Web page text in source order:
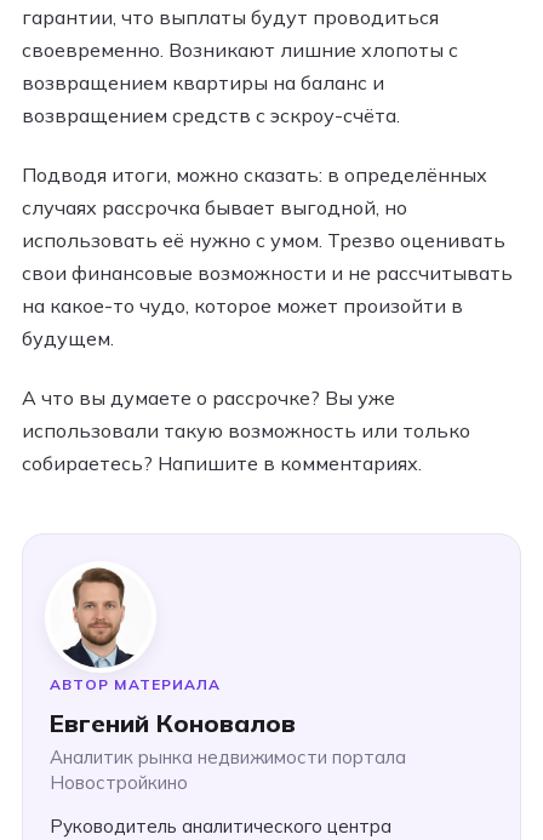
гарантии, что выплаты будут проводиться
своевременно. Возникают лишние хлопоты с
возвращением квартиры на баланс и
возвращением средств с эскроу-счёта.
Подводя итоги, можно сказать: в определённых
случаях рассрочка бывает выгодной, но
использовать её нужно с умом. Трезво оценивать
свои финансовые возможности и не рассчитывать
на какое-то чудо, которое может произойти в
будущем.
А что вы думаете о рассрочке? Вы уже
использовали такую возможность или только
собираетесь? Напишите в комментариях.
АВТОР МАТЕРИАЛА
Евгений Коновалов
Аналитик рынка недвижимости портала
Новостройкино
Руководитель аналитического центра